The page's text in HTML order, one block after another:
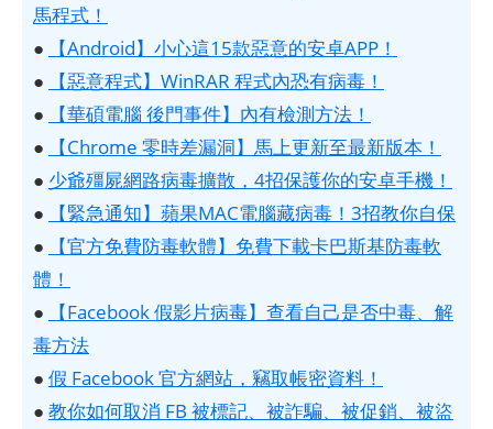
馬程式！
●
【Android】小心這15款惡意的安卓APP！
●
【惡意程式】WinRAR 程式內恐有病毒！
●
【華碩電腦 後門事件】內有檢測方法！
●
【Chrome 零時差漏洞】馬上更新至最新版本！
● 少爺殭屍網路病毒擴散，4招保護你的安卓手機！
●
【緊急通知】蘋果MAC電腦藏病毒！3招教你自保
●
【官方免費防毒軟體】免費下載卡巴斯基防毒軟
體！
●
【Facebook 假影片病毒】查看自己是否中毒、解
毒方法
● 假 Facebook 官方網站，竊取帳密資料！
● 教你如何取消 FB 被標記、被詐騙、被促銷、被盜